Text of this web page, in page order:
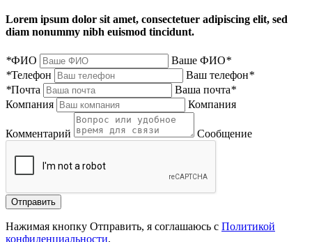
Lorem ipsum dolor sit amet, consectetuer adipiscing elit, sed
diam nonummy nibh euismod tincidunt.
*ФИО Ваше ФИО*
*Телефон Ваш телефон*
*Почта Ваша почта*
Компания
Компания
Комментарий Сообщение
Нажимая кнопку Отправить, я соглашаюсь с Политикой
конфиденциальности.